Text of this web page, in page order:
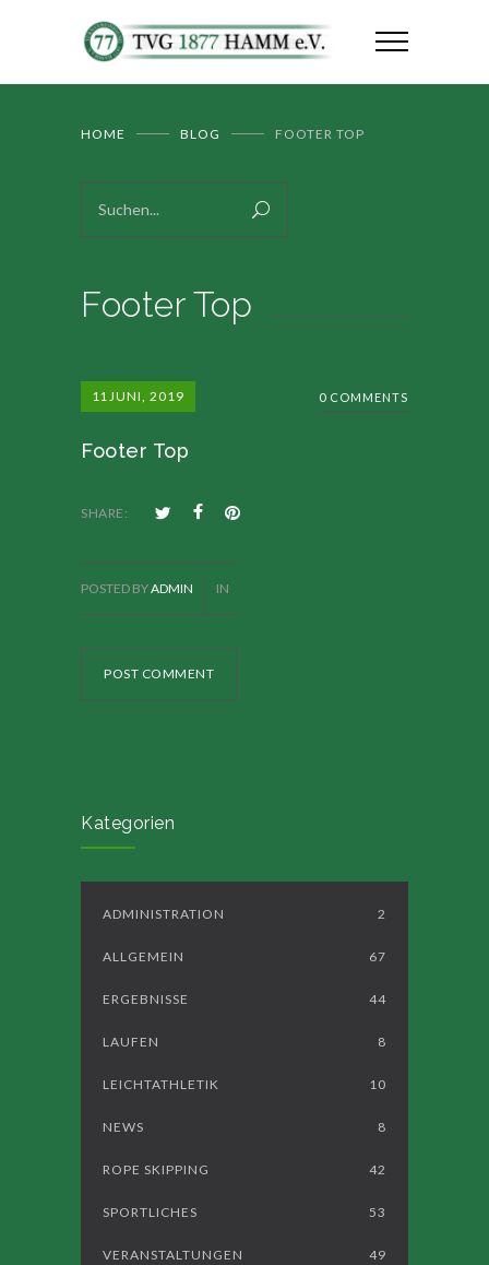
HOME BLOG FOOTER TOP
Footer Top
11 JUNI, 2019 0 COMMENTS
Footer Top
SHARE:
POST COMMENT
POSTED BYADMIN IN
Kategorien
ADMINISTRATION 2
ALLGEMEIN 67
ERGEBNISSE 44
LAUFEN 8
LEICHTATHLETIK 10
NEWS 8
ROPE SKIPPING 42
SPORTLICHES 53
VERANSTALTUNGEN 49